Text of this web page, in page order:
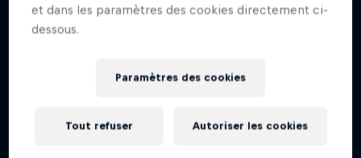
J'en veux encore !
De Genève à Los Angeles
avec Metro Boomin
et dans les paramètres des cookies directement ci-
dessous.
Paramètres des cookies
Tout refuser Autoriser les cookies